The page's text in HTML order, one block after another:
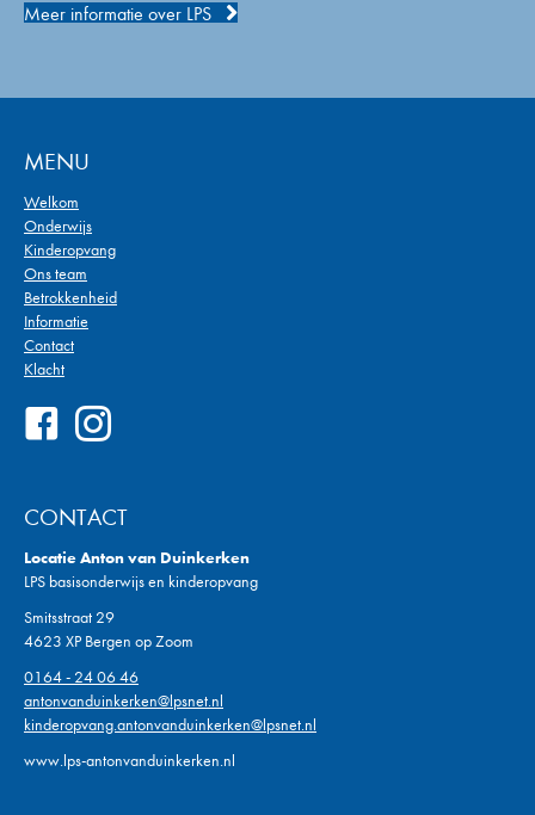
Meer informatie over LPS
MENU
Welkom
Onderwijs
Kinderopvang
Ons team
Betrokkenheid
Informatie
Contact
Klacht
CONTACT
Locatie Anton van Duinkerken
LPS basisonderwijs en kinderopvang
Smitsstraat 29
4623 XP Bergen op Zoom
0164 - 24 06 46
antonvanduinkerken@lpsnet.nl
kinderopvang.antonvanduinkerken@lpsnet.nl
www.lps-antonvanduinkerken.nl